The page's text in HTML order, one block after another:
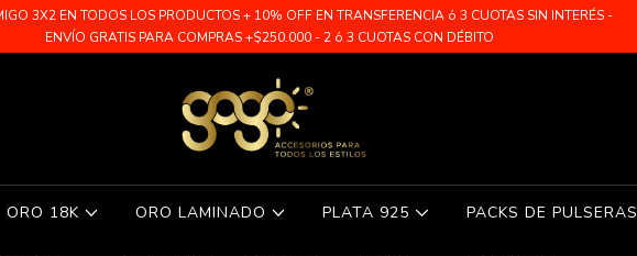
3X2 EN TODOS LOS PRODUCTOS + 10% OFF EN TRANSFERENCIA ó 3 CUOTAS SIN INTERÉS -
ENVÍO GRATIS PARA COMPRAS +$250.000 - 2 ó 3 CUOTAS CON DÉBITO
ORO 18K ORO LAMINADO PLATA 925 PACKS DE PULSERAS